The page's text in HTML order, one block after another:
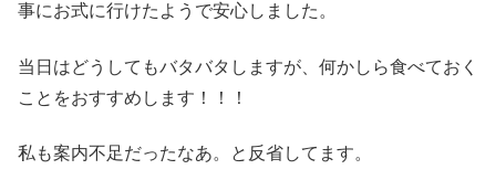
事にお式に行けたようで安心しました。
当日はどうしてもバタバタしますが、何かしら食べておく
ことをおすすめします！！！
私も案内不足だったなあ。と反省してます。